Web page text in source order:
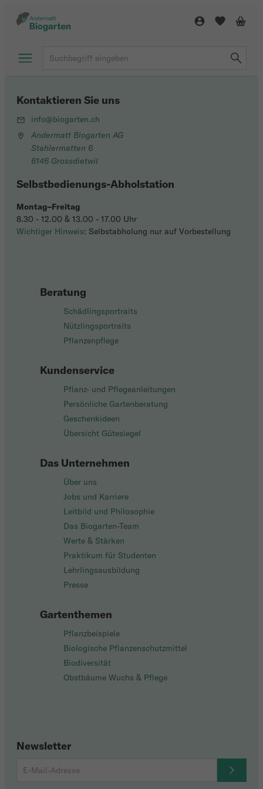
Beratung
Schädlingsportraits
Nützlingsportraits
Pflanzenpflege
Kundenservice
Pflanz- und Pflegeanleitungen
Persönliche Gartenberatung
Geschenkideen
Übersicht Gütesiegel
Das Unternehmen
Über uns
Jobs und Karriere
Leitbild und Philosophie
Das Biogarten-Team
Werte & Stärken
Praktikum für Studenten
Lehrlingsausbildung
Presse
Gartenthemen
Pflanzbeispiele
Biologische Pflanzenschutzmittel
Biodiversität
Obstbäume Wuchs & Pflege
Newsletter
Kontaktieren Sie uns
info@biogarten.ch
Andermatt Biogarten AG
Stahlermatten 6
6146 Grossdietwil
Selbstbedienungs-Abholstation
Montag–Freitag
8.30 - 12.00 & 13.00 - 17.00 Uhr
Wichtiger Hinweis: Selbstabholung nur auf Vorbestellung